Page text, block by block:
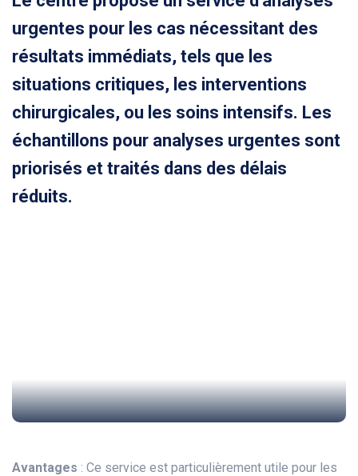
urgentes pour les cas nécessitant des
résultats immédiats, tels que les
situations critiques, les interventions
chirurgicales, ou les soins intensifs. Les
échantillons pour analyses urgentes sont
priorisés et traités dans des délais
réduits.
Avantages : Ce service est particulièrement utile pour les